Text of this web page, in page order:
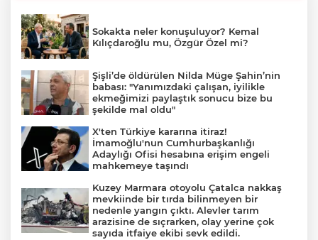
Sokakta neler konuşuluyor? Kemal
Kılıçdaroğlu mu, Özgür Özel mi?
Şişli’de öldürülen Nilda Müge Şahin’nin
babası: "Yanımızdaki çalışan, iyilikle
ekmeğimizi paylaştık sonucu bize bu
şekilde mal oldu"
X'ten Türkiye kararına itiraz!
İmamoğlu'nun Cumhurbaşkanlığı
Adaylığı Ofisi hesabına erişim engeli
mahkemeye taşındı
Kuzey Marmara otoyolu Çatalca nakkaş
mevkiinde bir tırda bilinmeyen bir
nedenle yangın çıktı. Alevler tarım
arazisine de sıçrarken, olay yerine çok
sayıda itfaiye ekibi sevk edildi.